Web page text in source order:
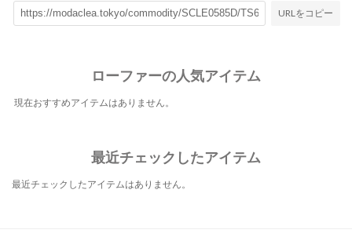
URLをコピー
ローファーの人気アイテム
現在おすすめアイテムはありません。
最近チェックしたアイテム
最近チェックしたアイテムはありません。